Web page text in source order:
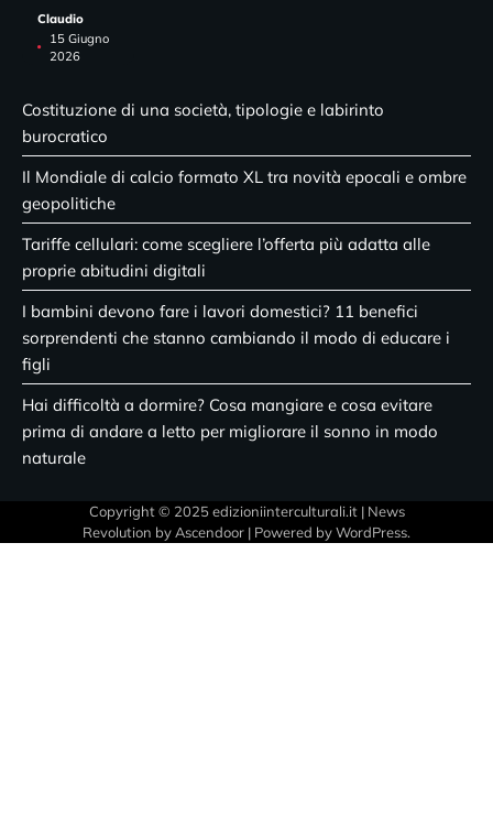
Claudio
15 Giugno
2026
Costituzione di una società, tipologie e labirinto
burocratico
Il Mondiale di calcio formato XL tra novità epocali e ombre
geopolitiche
Tariffe cellulari: come scegliere l’offerta più adatta alle
proprie abitudini digitali
I bambini devono fare i lavori domestici? 11 benefici
sorprendenti che stanno cambiando il modo di educare i
figli
Hai difficoltà a dormire? Cosa mangiare e cosa evitare
prima di andare a letto per migliorare il sonno in modo
naturale
Copyright © 2025 edizioniinterculturali.it | News
Revolution by Ascendoor | Powered byWordPress.